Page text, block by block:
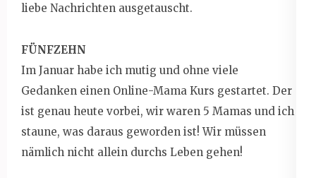
liebe Nachrichten ausgetauscht.
FÜNFZEHN
Im Januar habe ich mutig und ohne viele
Gedanken einen Online-Mama Kurs gestartet. Der
ist genau heute vorbei, wir waren 5 Mamas und ich
staune, was daraus geworden ist! Wir müssen
nämlich nicht allein durchs Leben gehen!